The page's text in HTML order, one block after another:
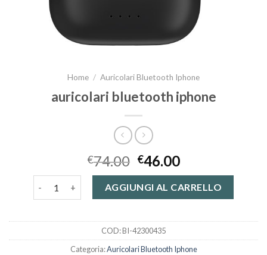
Home / Auricolari Bluetooth Iphone
auricolari bluetooth iphone
€74.00 €46.00
auricolari bluetooth iphone quantità
AGGIUNGI AL CARRELLO
COD:BI-42300435
Categoria:Auricolari Bluetooth Iphone